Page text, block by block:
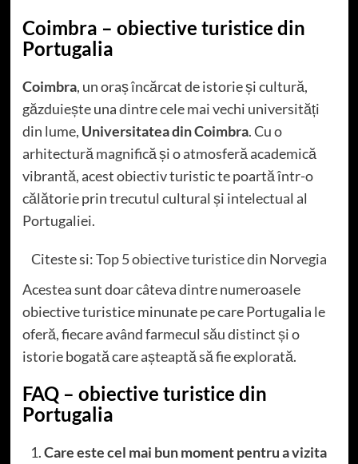
Coimbra – obiective turistice din
Portugalia
Coimbra, un oraș încărcat de istorie și cultură,
găzduiește una dintre cele mai vechi universități
din lume, Universitatea din Coimbra. Cu o
arhitectură magnifică și o atmosferă academică
vibrantă, acest obiectiv turistic te poartă într-o
călătorie prin trecutul cultural și intelectual al
Portugaliei.
Citeste si:Top 5 obiective turistice din Norvegia
Acestea sunt doar câteva dintre numeroasele
obiective turistice minunate pe care Portugalia le
oferă, fiecare având farmecul său distinct și o
istorie bogată care așteaptă să fie explorată.
FAQ– obiective turistice din
Portugalia
Care este cel mai bun moment pentru a vizita